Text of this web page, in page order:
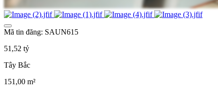
Mã tin đăng: SAUN615
51,52 tỷ
Tây Bắc
151,00 m²